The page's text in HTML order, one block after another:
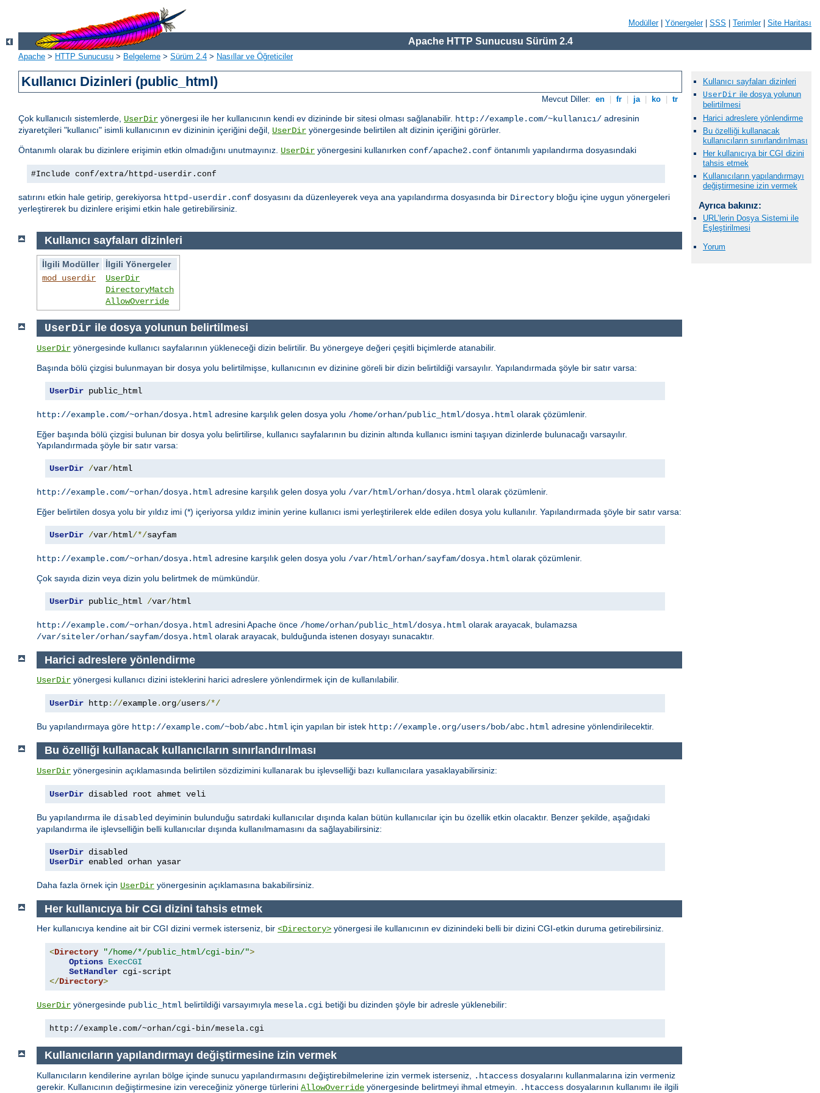
Modüller| Yönergeler| SSS Terimler| Site Haritası
Apache HTTP Sunucusu Sürüm 2.4
Apache > HTTP Sunucusu > Belgeleme > Sürüm 2.4 > Nasıllar ve Öğreticiler
Kullanıcı Dizinleri (public_html)
Mevcut Diller: en fr ja ko tr
Çok kullanıcılı sistemlerde, UserDir yönergesi ile her kullanıcının kendi ev dizininde bir sitesi olması sağlanabilir. http://example.com/~kullanıcı/ adresinin
ziyaretçileri "kullanıcı" isimli kullanıcının ev dizininin içeriğini değil, UserDir yönergesinde belirtilen alt dizinin içeriğini görürler.
Öntanımlı olarak bu dizinlere erişimin etkin olmadığını unutmayınız. UserDir yönergesini kullanırken conf/apache2.conf öntanımlı yapılandırma dosyasındaki
#Include conf/extra/httpd-userdir.conf
satırını etkin hale getirip, gerekiyorsa httpd-userdir.conf dosyasını da düzenleyerek veya ana yapılandırma dosyasında bir Directory bloğu içine uygun yönergeleri
yerleştirerek bu dizinlere erişimi etkin hale getirebilirsiniz.
Kullanıcı sayfaları dizinleri
UserDir ile dosya yolunun
belirtilmesi
Harici adreslere yönlendirme
Bu özelliği kullanacak
kullanıcıların sınırlandırılması
Her kullanıcıya bir CGI dizini
tahsis etmek
Kullanıcıların yapılandırmayı
değiştirmesine izin vermek
Ayrıca bakınız:
URL’lerin Dosya Sistemi ile
Eşleştirilmesi
Yorum
Kullanıcı sayfaları dizinleri
İlgili Modüller
İlgili Yönergeler
mod_userdir
UserDir
DirectoryMatch
AllowOverride
UserDir ile dosya yolunun belirtilmesi
UserDir yönergesinde kullanıcı sayfalarının yükleneceği dizin belirtilir. Bu yönergeye değeri çeşitli biçimlerde atanabilir.
Başında bölü çizgisi bulunmayan bir dosya yolu belirtilmişse, kullanıcının ev dizinine göreli bir dizin belirtildiği varsayılır. Yapılandırmada şöyle bir satır varsa:
UserDir public_html
http://example.com/~orhan/dosya.html adresine karşılık gelen dosya yolu /home/orhan/public_html/dosya.html olarak çözümlenir.
Eğer başında bölü çizgisi bulunan bir dosya yolu belirtilirse, kullanıcı sayfalarının bu dizinin altında kullanıcı ismini taşıyan dizinlerde bulunacağı varsayılır.
Yapılandırmada şöyle bir satır varsa:
UserDir /var/html
http://example.com/~orhan/dosya.html adresine karşılık gelen dosya yolu /var/html/orhan/dosya.html olarak çözümlenir.
Eğer belirtilen dosya yolu bir yıldız imi (*) içeriyorsa yıldız iminin yerine kullanıcı ismi yerleştirilerek elde edilen dosya yolu kullanılır. Yapılandırmada şöyle bir satır varsa:
UserDir /var/html/*/sayfam
http://example.com/~orhan/dosya.html adresine karşılık gelen dosya yolu /var/html/orhan/sayfam/dosya.html olarak çözümlenir.
Çok sayıda dizin veya dizin yolu belirtmek de mümkündür.
UserDir public_html /var/html
http://example.com/~orhan/dosya.html adresini Apache önce /home/orhan/public_html/dosya.html olarak arayacak, bulamazsa
/var/siteler/orhan/sayfam/dosya.html olarak arayacak, bulduğunda istenen dosyayı sunacaktır.
Harici adreslere yönlendirme
UserDir yönergesi kullanıcı dizini isteklerini harici adreslere yönlendirmek için de kullanılabilir.
UserDir http://example. org/users/*/
Bu yapılandırmaya göre http://example.com/~bob/abc.html için yapılan bir istek http://example.org/users/bob/abc.html adresine yönlendirilecektir.
Bu özelliği kullanacak kullanıcıların sınırlandırılması
UserDir yönergesinin açıklamasında belirtilen sözdizimini kullanarak bu işlevselliği bazı kullanıcılara yasaklayabilirsiniz:
UserDir disabled root ahmet veli
Bu yapılandırma ile disabled deyiminin bulunduğu satırdaki kullanıcılar dışında kalan bütün kullanıcılar için bu özellik etkin olacaktır. Benzer şekilde, aşağıdaki
yapılandırma ile işlevselliğin belli kullanıcılar dışında kullanılmamasını da sağlayabilirsiniz:
UserDir disabled
UserDir enabled orhan yasar
Daha fazla örnek için UserDir yönergesinin açıklamasına bakabilirsiniz.
Her kullanıcıya bir CGI dizini tahsis etmek
Her kullanıcıya kendine ait bir CGI dizini vermek isterseniz, bir <Directory> yönergesi ile kullanıcının ev dizinindeki belli bir dizini CGI-etkin duruma getirebilirsiniz.
<Directory "/home/*/public_html/cgi-bin/">
Options ExecCGI
SetHandler
</Directory>
UserDir yönergesinde public_html belirtildiği varsayımıyla mesela.cgi betiği bu dizinden şöyle bir adresle yüklenebilir:
http://example.com/~orhan/cgi-bin/mesela.cgi
Kullanıcıların yapılandırmayı değiştirmesine izin vermek
Kullanıcıların kendilerine ayrılan bölge içinde sunucu yapılandırmasını değiştirebilmelerine izin vermek isterseniz, .htaccess dosyalarını kullanmalarına izin vermeniz
gerekir. Kullanıcının değiştirmesine izin vereceğiniz yönerge türlerini AllowOverride yönergesinde belirtmeyi ihmal etmeyin. .htaccess dosyalarının kullanımı ile ilgili